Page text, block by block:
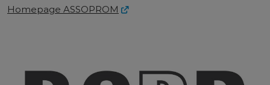
Homepage ASSOPROM